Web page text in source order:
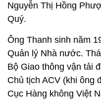
Nguyễn Thị Hồng
Quý.
Ông Thanh sinh năm
Quản lý Nhà nước.
Bộ Giao thông vận tải
Chủ tịch ACV (khi ông
Cục Hàng không Việt